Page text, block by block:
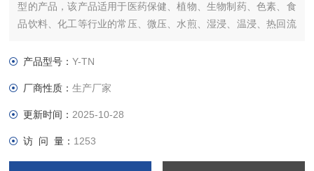
型的产品，该产品适用于医药保健、植物、生物制药、色素、食
品饮料、化工等行业的常压、微压、水煎、湿浸、温浸、热回流
的回收浓缩等多种工艺，符合GMP医药标准
产品型号：Y-TN
厂商性质：生产厂家
更新时间： 2025-10-28
访 问 量： 1253